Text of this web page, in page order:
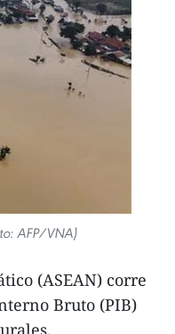
AFP/VNA)
(ASEAN) corre
Bruto (PIB)